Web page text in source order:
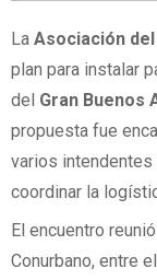
La Asociación
plan para instalar
del Gran Buenos
propuesta fue
varios
coordinar la
El encuentro
Conurbano, entre